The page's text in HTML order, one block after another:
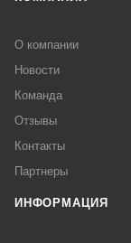
О компании
Новости
Команда
Отзывы
Контакты
Партнеры
ИНФОРМАЦИЯ